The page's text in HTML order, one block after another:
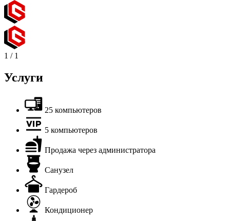
1 / 1
Услуги
25 компьютеров
5 компьютеров
Продажа через администратора
Санузел
Гардероб
Кондиционер